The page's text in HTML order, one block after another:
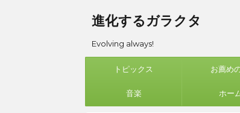
進化するガラクタ
Evolving always!
トピックス お薦め
音楽 ホー